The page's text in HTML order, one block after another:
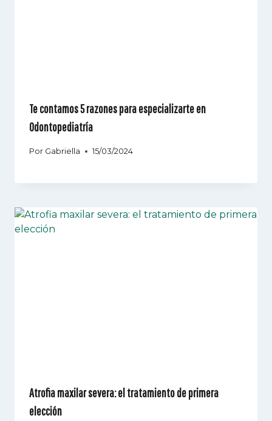
Te contamos 5 razones para especializarte en
Odontopediatría
Por Gabriella 15/03/2024
Atrofia maxilar severa: el tratamiento de primera
elección